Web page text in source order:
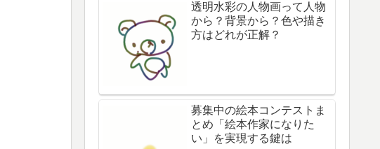
透明水彩の人物画って人物
から？背景から？色や描き
方はどれが正解？
募集中の絵本コンテストま
とめ「絵本作家になりた
い」を実現する鍵は